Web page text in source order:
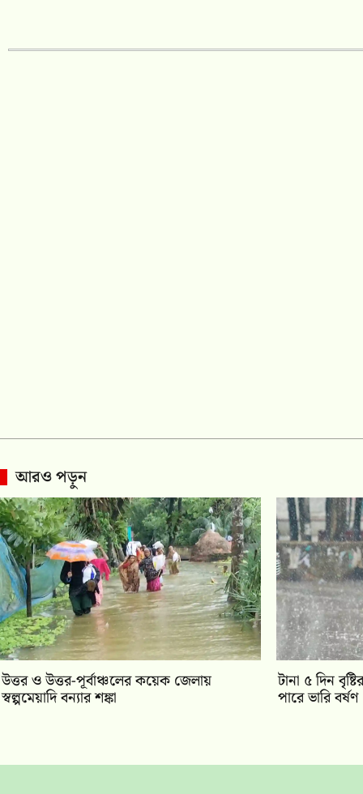
আরও পড়ুন
উত্তর ও উত্তর-পূর্বাঞ্চলের কয়েক জেলায়
স্বল্পমেয়াদি বন্যার শঙ্কা
টানা ৫ দিন
পারে ভারি বর্ষণ